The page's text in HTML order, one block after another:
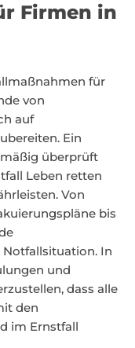
Firmen in
für
von
auf
Ein
überprüft
Leben retten
Von
bis
In
und
dass alle
den
im Ernstfall